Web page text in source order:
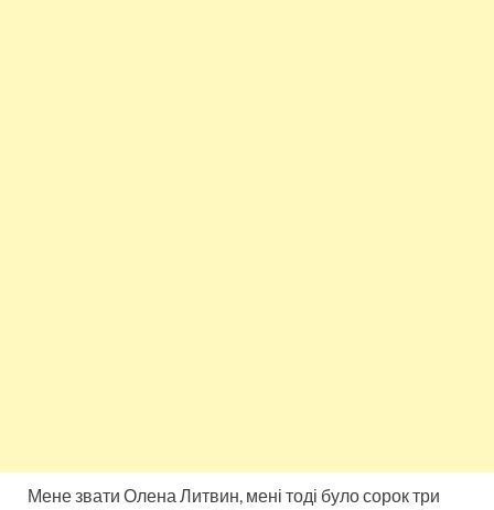
Мене звати Олена Литвин, мені тоді було сорок три